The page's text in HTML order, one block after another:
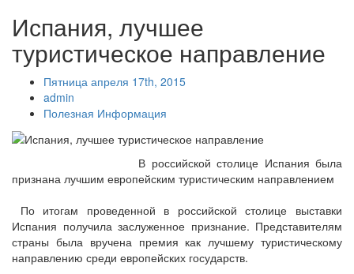
Испания, лучшее
туристическое направление
Пятница апреля 17th, 2015
admin
Полезная Информация
В российской столице Испания была
признана лучшим европейским туристическим направлением
По итогам проведенной в российской столице выставки
Испания получила заслуженное признание. Представителям
страны была вручена премия как лучшему туристическому
направлению среди европейских государств.